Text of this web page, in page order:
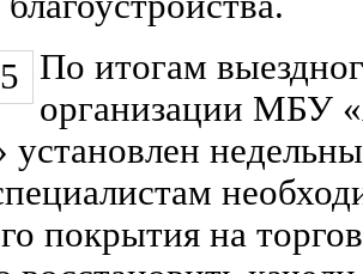
По итогам
организации МБУ
установлен
покрытия на